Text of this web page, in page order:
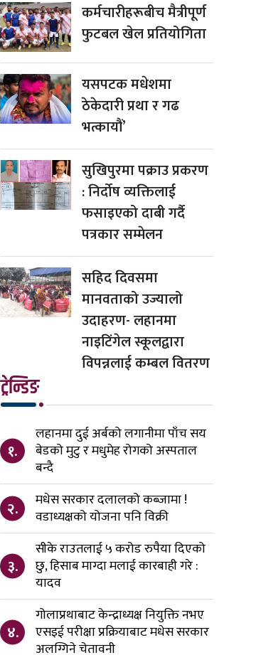
कर्मचारीहरूबीच मैत्रीपूर्ण
फुटबल खेल प्रतियोगिता
यसपटक मधेशमा
ठेकेदारी प्रथा र गढ
भत्कायौं’
सुखिपुरमा पक्राउ प्रकरण
: निर्दोष व्यक्तिलाई
फसाइएको दाबी गर्दै
पत्रकार सम्मेलन
सहिद दिवसमा
मानवताको उज्यालो
उदाहरण- लहानमा
नाइटिंगेल स्कूलद्वारा
विपन्नलाई कम्बल वितरण
ट्रेन्डिङ
१.
लहानमा दुई अर्बको लगानीमा पाँच सय
बेडको मुटु र मधुमेह रोगको अस्पताल
बन्दै
२.
मधेस सरकार दलालको कब्जामा !
वडाध्यक्षको योजना पनि विक्री
३.
सीके राउतलाई ५ करोड रुपैया दिएको
छु, हिसाब माग्दा मलाई कारबाही गरे :
यादव
४.
गोलाप्रथाबाट केन्द्राध्यक्ष नियुक्ति नभए
एसइई परीक्षा प्रक्रियाबाट मधेस सरकार
अलग्गिने चेतावनी